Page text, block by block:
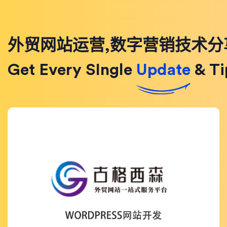
外贸网站运营,数字营销技术分
Get Every SIngle Update &